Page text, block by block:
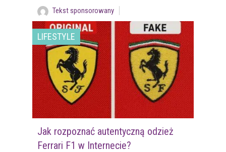
Tekst sponsorowany
LIFESTYLE
Jak rozpoznać autentyczną odzież
Ferrari F1 w Internecie?